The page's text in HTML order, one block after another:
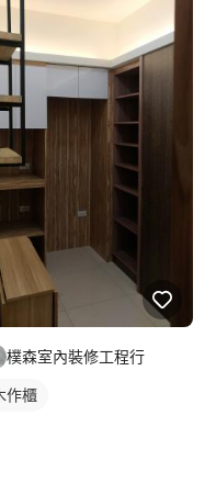
樸森室內裝修工程行
作櫃